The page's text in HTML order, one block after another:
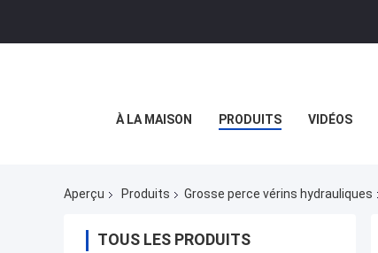
À LA MAISON PRODUITS VIDÉOS
Aperçu Produits Grosse perce vérins hydrauliques
TOUS LES PRODUITS